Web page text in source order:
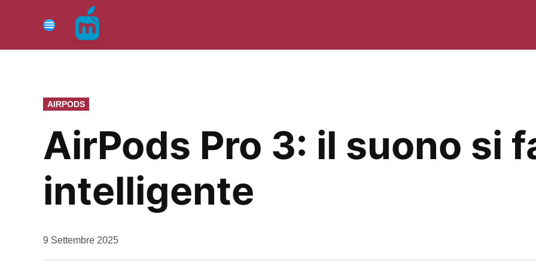
contenuto
Menu
PUBBLICATO
IN
AIRPODS
AirPods Pro 3: il suono si
intelligente
da
9 Settembre 2025